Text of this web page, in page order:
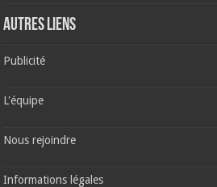
AUTRES LIENS
Publicité
L'équipe
Nous rejoindre
Informations légales